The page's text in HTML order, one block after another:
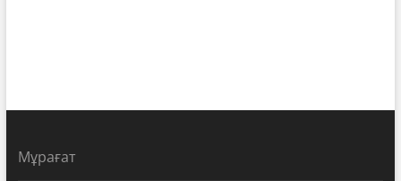
Мұрағат